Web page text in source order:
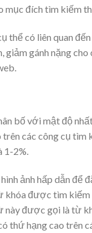
mục đích tìm kiếm
thể có liên quan
gánh nặng
bố với mật độ
trên các công cụ
1-2%.
ảnh hấp dẫn để
được tìm kiếm
này được gọi là từ
thứ hạng cao trên